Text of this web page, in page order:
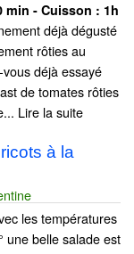
min - Cuisson : 1h
déjà dégusté
rôties au
déjà essayé
de tomates rôties
Lire la suite
à la
les températures
une belle salade est